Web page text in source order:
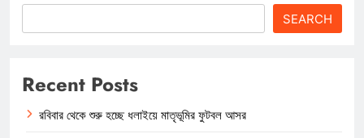
SEARCH
Recent Posts
রবিবার থেকে শুরু হচ্ছে ধলাইয়ে মাতৃভূমির ফুটবল আসর